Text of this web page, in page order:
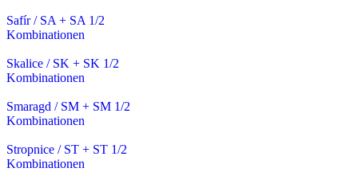
Safír / SA + SA 1/2
Kombinationen
Skalice / SK + SK 1/2
Kombinationen
Smaragd / SM + SM 1/2
Kombinationen
Stropnice / ST + ST 1/2
Kombinationen